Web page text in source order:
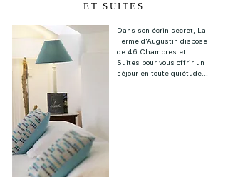
ET SUITES
Dans son écrin secret, La
Ferme d'Augustin dispose
de 46 Chambres et
Suites pour vous offrir un
séjour en toute quiétude...